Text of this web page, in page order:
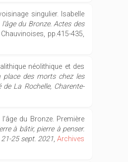
singulier. Isabelle
du Bronze. Actes des
pp.415-435,
néolithique et des
place des morts chez les
La Rochelle, Charente-
du Bronze. Première
à bâtir, pierre à penser.
25 sept. 2021,Archives